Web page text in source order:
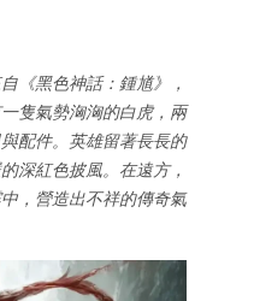
《黑色神話：鍾馗》，
隻氣勢洶洶的白虎，兩
配件。英雄留著長長的
深紅色披風。在遠方，
，營造出不祥的傳奇氣